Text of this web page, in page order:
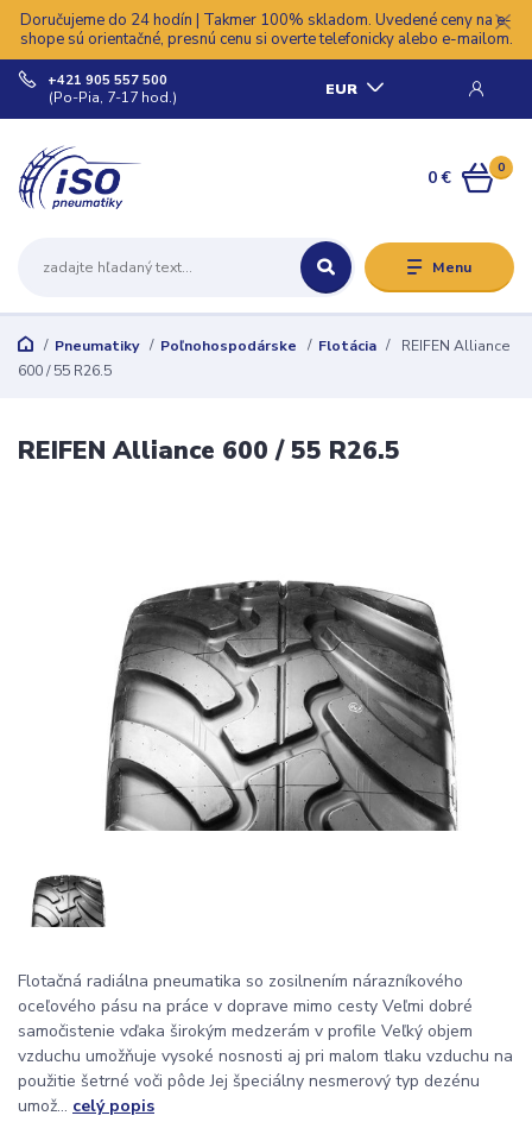
Doručujeme do 24 hodín | Takmer 100% skladom. Uvedené ceny na e-
shope sú orientačné, presnú cenu si overte telefonicky alebo e-mailom.
Menu
EUR
+421 905 557 500
(Po-Pia, 7-17 hod.)
0
0 €
Pneumatiky Poľnohospodárske Flotácia
REIFEN Alliance
600 / 55 R26.5
REIFEN Alliance 600 / 55 R26.5
Flotačná radiálna pneumatika so zosilnením nárazníkového
oceľového pásu na práce v doprave mimo cesty Veľmi dobré
samočistenie vďaka širokým medzerám v profile Veľký objem
vzduchu umožňuje vysoké nosnosti aj pri malom tlaku vzduchu na
použitie šetrné voči pôde Jej špeciálny nesmerový typ dezénu
umož... celý popis